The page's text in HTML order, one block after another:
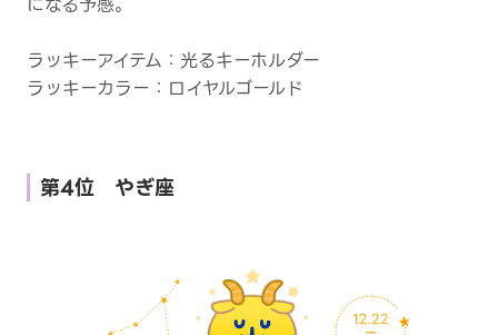
ラッキーアイテム：光るキーホルダー
ラッキーカラー：ロイヤルゴールド
第4位 やぎ座